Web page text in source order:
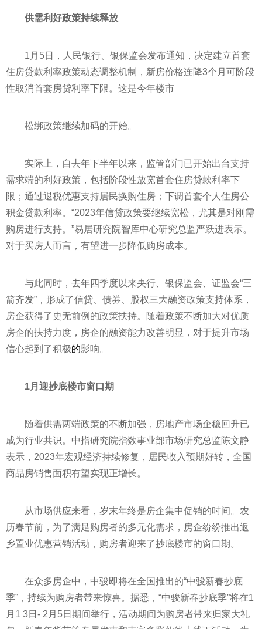
供需利好政策持续释放
1月5日，人民银行、银保监会发布通知，决定建立首套
住房贷款利率政策动态调整机制，新房价格连降3个月可阶段
性取消首套房贷利率下限。这是今年楼市
松绑政策继续加码的开始。
实际上，自去年下半年以来，监管部门已开始出台支持
需求端的利好政策，包括阶段性放宽首套住房贷款利率下
限；通过退税优惠支持居民换购住房；下调首套个人住房公
积金贷款利率。“2023年信贷政策要继续宽松，尤其是对刚需
购房进行支持。”易居研究院智库中心研究总监严跃进表示。
对于买房人而言，有望进一步降低购房成本。
与此同时，去年四季度以来央行 、银保监会、证监会“三
箭齐发”，形成了信贷、债券、股权三大融资政策支持体系，
房企获得了史无前例的政策扶持。随着政策不断加大对优质
房企的扶持力度，房企的融资能力改善明显，对于提升市场
信心起到了积极的影响。
1月迎抄底楼市窗口期
随着供需两端政策的不断加强，房地产市场企稳回升已
成为行业共识。中指研究院指数事业部市场研究总监陈文静
表示，2023年宏观经济持续修复，居民收入预期好转，全国
商品房销售面积有望实现正增长。
从市场供应来看，岁末年终是房企集中促销的时间。农
历春节前，为了满足购房者的多元化需求，房企纷纷推出返
乡置业优惠营销活动，购房者迎来了抄底楼市的窗口期。
在众多房企中，中骏即将在全国推出的“中骏新春抄底
季”，持续为购房者带来惊喜。据悉，“中骏新春抄底季”将在1
月1 3日- 2月5日期间举行，活动期间为购房者带来归家大礼